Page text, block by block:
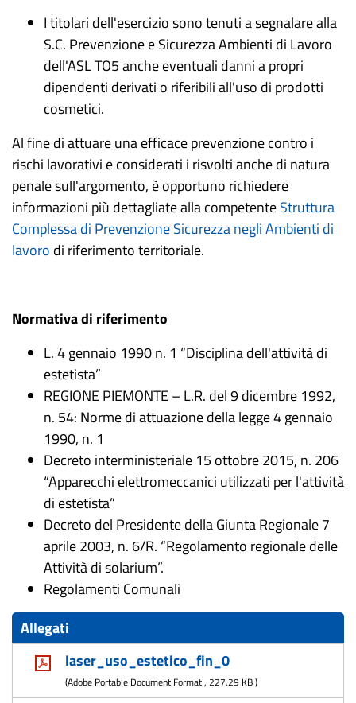
I titolari dell'esercizio sono tenuti a segnalare alla
S.C. Prevenzione e Sicurezza Ambienti di Lavoro
dell'ASL TO5 anche eventuali danni a propri
dipendenti derivati o riferibili all'uso di prodotti
cosmetici.
Al fine di attuare una efficace prevenzione contro i
rischi lavorativi e considerati i risvolti anche di natura
penale sull'argomento, è opportuno richiedere
informazioni più dettagliate alla competenteStruttura
Complessa di Prevenzione Sicurezza negli Ambienti di
lavoro di riferimento territoriale.
Normativa di riferimento
L. 4 gennaio 1990 n. 1 “Disciplina dell'attività di
estetista”
REGIONE PIEMONTE – L.R. del 9 dicembre 1992,
n. 54: Norme di attuazione della legge 4 gennaio
1990, n. 1
Decreto interministeriale 15 ottobre 2015, n. 206
“Apparecchi elettromeccanici utilizzati per l'attività
di estetista”
Decreto del Presidente della Giunta Regionale 7
aprile 2003, n. 6/R. “Regolamento regionale delle
Attività di solarium”.
Regolamenti Comunali
Allegati
laser_uso_estetico_fin_0
(Adobe Portable Document Format, 227.29 KB)